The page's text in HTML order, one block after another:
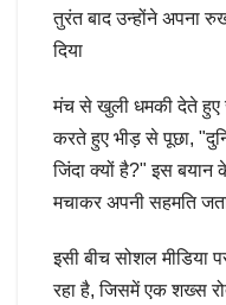
तुरंत बाद उन्होंने अपना
दिया
मंच से खुली धमकी देते हुए
करते हुए भीड़ से पूछा,
जिंदा क्यों है?" इस बयान
मचाकर अपनी सहमति
इसी बीच सोशल मीडिया
रहा है, जिसमें एक शख्स